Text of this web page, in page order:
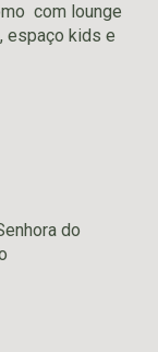
com lounge
espaço kids e
do